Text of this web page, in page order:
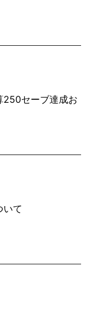
セーブ達成お
みについて